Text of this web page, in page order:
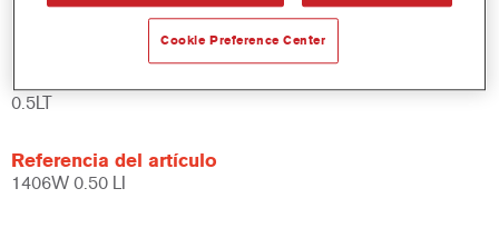
lisos, metalizados y perlados, en constante actualización.
0.5LT
Referencia del artículo
1406W 0.50 LI
Cookie Preference Center